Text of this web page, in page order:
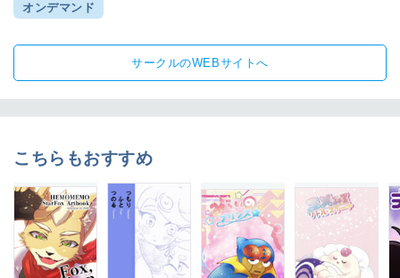
オンデマンド
サークルのWEBサイトへ
こちらもおすすめ